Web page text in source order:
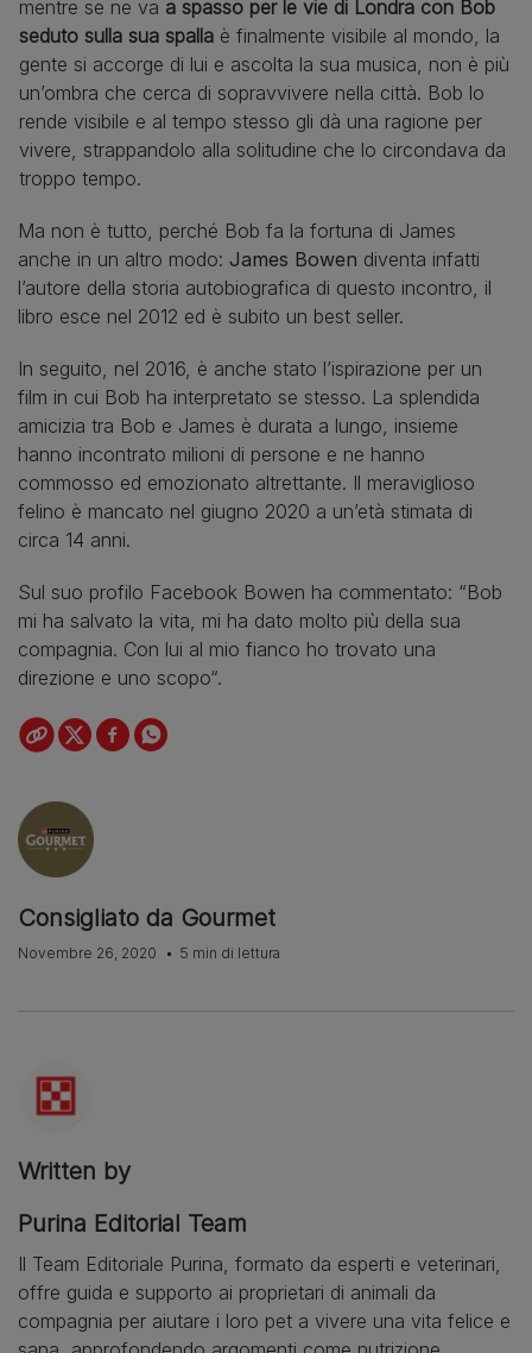
mentre se ne va a spasso per le vie di Londra con Bob
seduto sulla sua spalla è finalmente visibile al mondo, la
gente si accorge di lui e ascolta la sua musica, non è più
un’ombra che cerca di sopravvivere nella città. Bob lo
rende visibile e al tempo stesso gli dà una ragione per
vivere, strappandolo alla solitudine che lo circondava da
troppo tempo.
Ma non è tutto, perché Bob fa la fortuna di James
anche in un altro modo: James Bowen diventa infatti
l’autore della storia autobiografica di questo incontro, il
libro esce nel 2012 ed è subito un best seller.
In seguito, nel 2016, è anche stato l’ispirazione per un
film in cui Bob ha interpretato se stesso. La splendida
amicizia tra Bob e James è durata a lungo, insieme
hanno incontrato milioni di persone e ne hanno
commosso ed emozionato altrettante. Il meraviglioso
felino è mancato nel giugno 2020 a un’età stimata di
circa 14 anni.
Sul suo profilo Facebook Bowen ha commentato: “Bob
mi ha salvato la vita, mi ha dato molto più della sua
compagnia. Con lui al mio fianco ho trovato una
direzione e uno scopo“.
Consigliato da Gourmet
Novembre 26, 2020 5 min di lettura
Written by
Purina Editorial Team
Il Team Editoriale Purina, formato da esperti e veterinari,
offre guida e supporto ai proprietari di animali da
compagnia per aiutare i loro pet a vivere una vita felice e